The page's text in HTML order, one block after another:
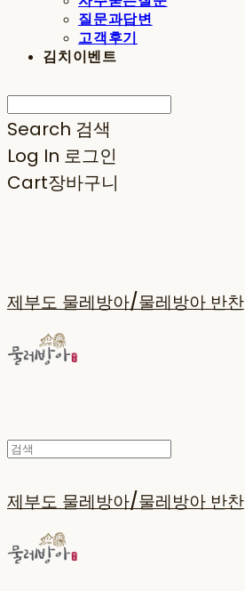
질문과답변
고객후기
김치이벤트
Search 검색
Log In 로그인
Cart장바구니
제부도 물레방아/물레방아 반찬
제부도 물레방아/물레방아 반찬